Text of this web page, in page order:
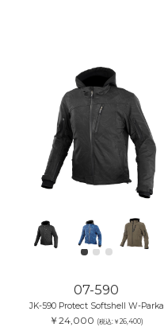
07-590
JK-590 Protect Softshell W-Parka
￥24,000 (税込:￥26,400)